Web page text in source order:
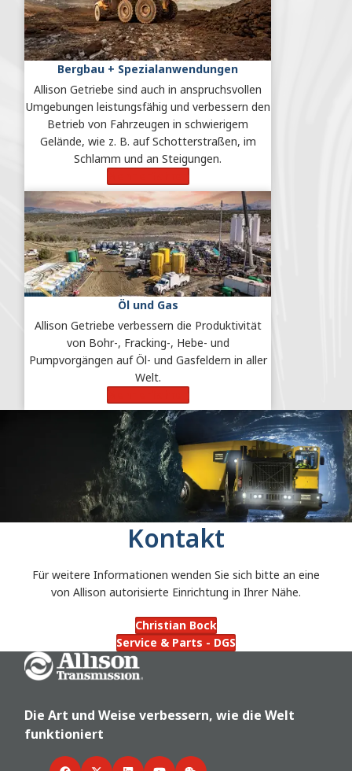
Bergbau + Spezialanwendungen
Allison Getriebe sind auch in anspruchsvollen
Umgebungen leistungsfähig und verbessern den
Betrieb von Fahrzeugen in schwierigem
Gelände, wie z. B. auf Schotterstraßen, im
Schlamm und an Steigungen.
Öl und Gas
Allison Getriebe verbessern die Produktivität
von Bohr-, Fracking-, Hebe- und
Pumpvorgängen auf Öl- und Gasfeldern in aller
Welt.
Kontakt
Für weitere Informationen wenden Sie sich bitte an eine
von Allison autorisierte Einrichtung in Ihrer Nähe.
Christian Bock
Service & Parts - DGS
Go Home
Die Art und Weise verbessern, wie die Welt
funktioniert